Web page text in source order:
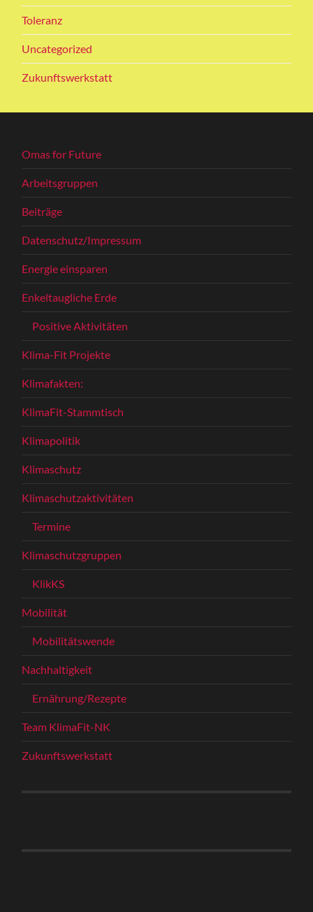
Toleranz
Uncategorized
Zukunftswerkstatt
Omas for Future
Arbeitsgruppen
Beiträge
Datenschutz/Impressum
Energie einsparen
Enkeltaugliche Erde
Positive Aktivitäten
Klima-Fit Projekte
Klimafakten:
KlimaFit-Stammtisch
Klimapolitik
Klimaschutz
Klimaschutzaktivitäten
Termine
Klimaschutzgruppen
KlikKS
Mobilität
Mobilitätswende
Nachhaltigkeit
Ernährung/Rezepte
Team KlimaFit-NK
Zukunftswerkstatt